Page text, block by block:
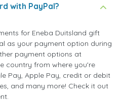
with PayPal?
for Eneba Duitsland gift
as your payment option during
payment options at
country from where you're
Pay, Apple Pay, credit or debit
and many more! Check it out